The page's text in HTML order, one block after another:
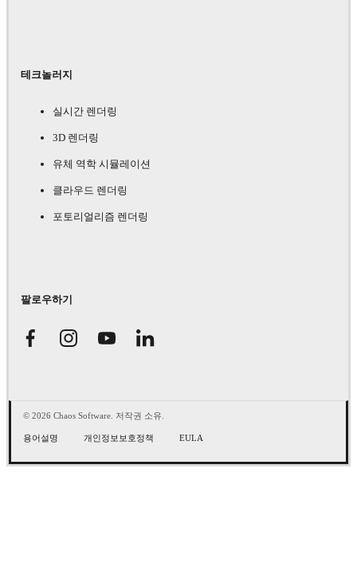
테크놀러지
실시간 렌더링
3D 렌더링
유체 역학 시뮬레이션
클라우드 렌더링
포토리얼리즘 렌더링
팔로우하기
© 2026 Chaos Software. 저작권 소유.
용어설명 개인정보보호정책 EULA